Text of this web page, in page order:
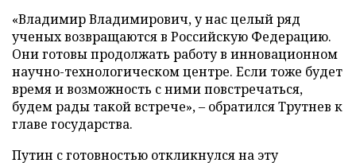
«Владимир Владимирович, у нас целый ряд
ученых возвращаются в Российскую Федерацию.
Они готовы продолжать работу в инновационном
научно-технологическом центре. Если тоже будет
время и возможность с ними повстречаться,
будем рады такой встрече», – обратился Трутнев к
главе государства.
Путин с готовностью откликнулся на эту